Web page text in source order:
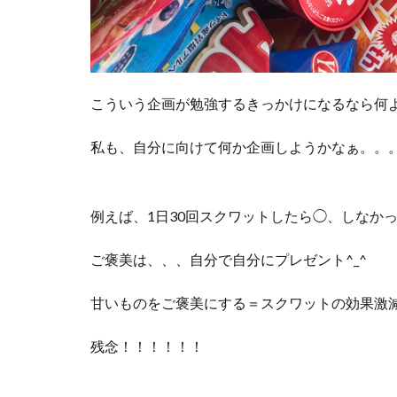
こういう企画が勉強するきっかけになるなら何
私も、自分に向けて何か企画しようかなぁ。。
例えば、1日30回スクワットしたら◯、しなか
ご褒美は、、、自分で自分にプレゼント^_^
甘いものをご褒美にする＝スクワットの効果激
残念！！！！！！